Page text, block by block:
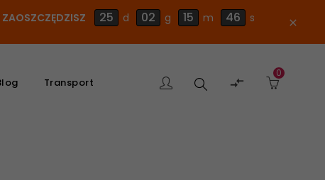
25 d 02 g 15 m 45 s close
Transport Szukaj 
0